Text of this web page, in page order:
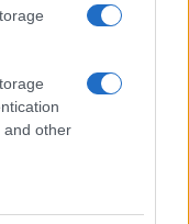
and other